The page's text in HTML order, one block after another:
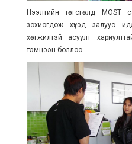
Нээлтийн төгсгөлд MOST
зохиогдож хүүхэд залуус
хөгжилтэй асуулт
тэмцээн боллоо.